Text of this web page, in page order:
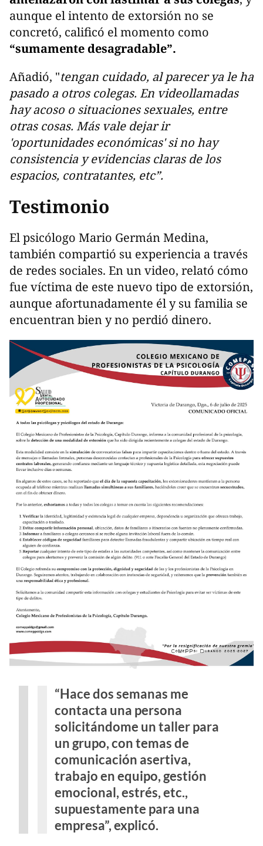
aunque el intento de extorsión no se
concretó, calificó el momento como
“sumamente desagradable”.
Añadió, "tengan cuidado, al parecer ya le ha
pasado a otros colegas. En videollamadas
hay acoso o situaciones sexuales, entre
otras cosas. Más vale dejar ir
'oportunidades económicas' si no hay
consistencia y evidencias claras de los
espacios, contratantes, etc”.
Testimonio
El psicólogo Mario Germán Medina,
también compartió su experiencia a través
de redes sociales. En un video, relató cómo
fue víctima de este nuevo tipo de extorsión,
aunque afortunadamente él y su familia se
encuentran bien y no perdió dinero.
“Hace dos semanas me
contacta una persona
solicitándome un taller para
un grupo, con temas de
comunicación asertiva,
trabajo en equipo, gestión
emocional, estrés, etc.,
supuestamente para una
empresa”, explicó.